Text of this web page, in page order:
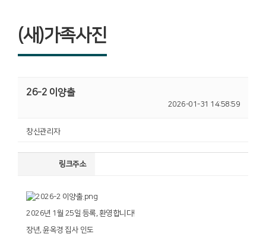
(새)가족사진
26-2 이양출
2026-01-31 14:58:59
창신관리자
링크주소
2026년 1월 25일 등록, 환영합니다!
장년, 윤옥경 집사 인도